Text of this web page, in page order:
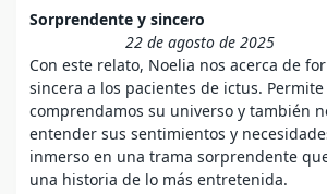
Sorprendente y sincero
22 de agosto de 2025
Con este relato, Noelia nos acerca de
sincera a los pacientes de ictus.
comprendamos su universo y también
entender sus sentimientos y
inmerso en una trama sorprendente
una historia de lo más entretenida.